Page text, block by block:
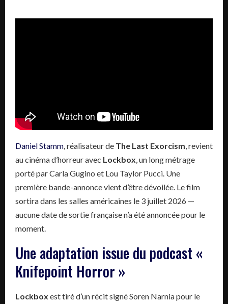
Daniel Stamm , réalisateur de The Last Exorcism , revient
au cinéma d’horreur avec Lockbox , un long métrage
porté par Carla Gugino et Lou Taylor Pucci. Une
première bande-annonce vient d’être dévoilée. Le film
sortira dans les salles américaines le 3 juillet 2026 —
aucune date de sortie française n’a été annoncée pour le
moment.
Une adaptation issue du podcast «
Knifepoint Horror »
Lockbox est tiré d’un récit signé Soren Narnia pour le